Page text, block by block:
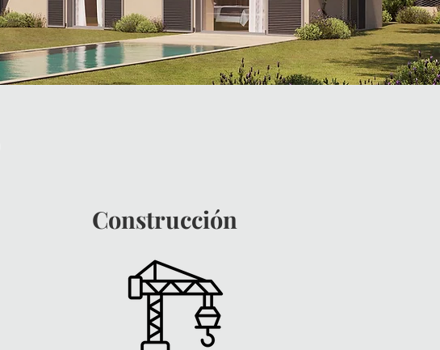
Construcción